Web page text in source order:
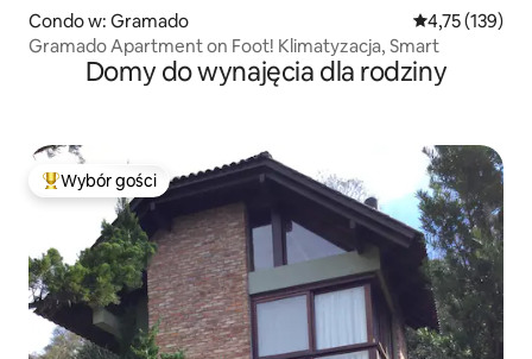
Condo w: Gramado Średnia
4,75 (139)
Gramado Apartment on Foot! Klimatyzacja, Smart
Domy do wynajęcia dla rodziny
Najpopularniejsze z kategorii Wybór gości
Wybór gości